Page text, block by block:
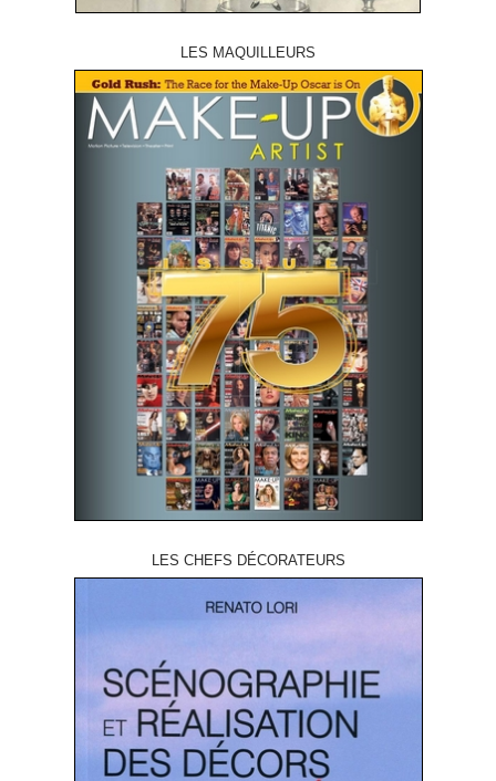
LES MAQUILLEURS
LES CHEFS DÉCORATEURS